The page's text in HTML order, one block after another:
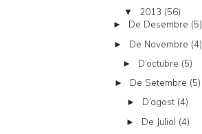
▼ 2013 (56)
► De Desembre (5)
► De Novembre (4)
► D’octubre (5)
► De Setembre (5)
► D’agost (4)
► De Juliol (4)